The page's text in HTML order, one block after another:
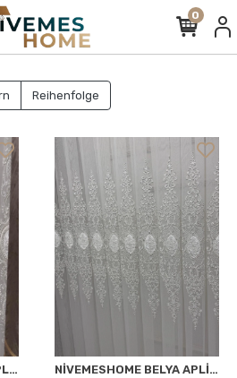
0
Reihenfolge
NİVEMESHOME HAZEL APLİK3 EKRU 1/2,5 PİLELİ BAMBU TÜL PERDE NİVEMESHOME BELYA APLİK4 GÜMÜŞ 1/2,5 PİLELİ BAMBU TÜL PERDE